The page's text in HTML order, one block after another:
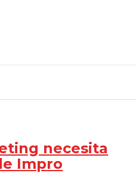
necesita
Impro